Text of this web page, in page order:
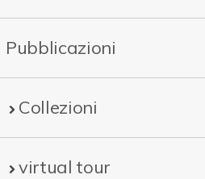
Pubblicazioni
Collezioni
virtual tour